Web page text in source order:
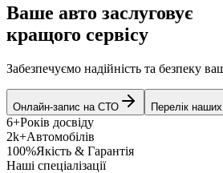
Ваше авто заслуговує
кращого сервісу
Забезпечуємо надійність та безпеку
Онлайн-запис на СТО Перелік
6+Років досвіду
2k+Автомобілів
100%Якість & Гарантія
Наші спеціалізації